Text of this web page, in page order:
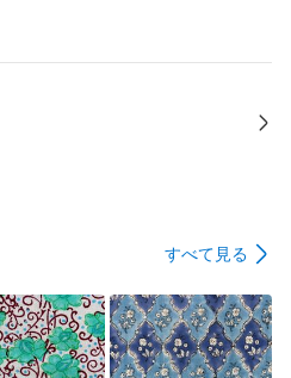
すべて見る